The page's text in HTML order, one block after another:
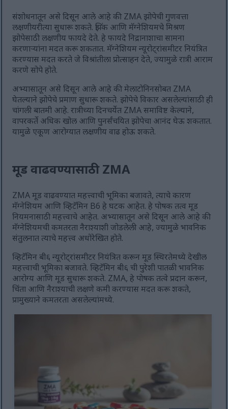
संशोधनातून असे दिसून आले आहे की ZMA झोपेची गुणवत्ता
लक्षणीयरीत्या सुधारू शकते. झिंक आणि मॅग्नेशियमचे मिश्रण
झोपेसाठी लक्षणीय फायदे देते. हे फायदे निद्रानाशाचा सामना
करणाऱ्यांना मदत करू शकतात. मॅग्नेशियम न्यूरोट्रांसमीटर नियंत्रित
करण्यास मदत करते जे विश्रांतीला प्रोत्साहन देते, ज्यामुळे रात्री आराम
करणे सोपे होते.
अभ्यासातून असे दिसून आले आहे की मेलाटोनिनसोबत ZMA
घेतल्याने झोपेचे प्रमाण सुधारू शकते. झोपेचे विकार असलेल्यांसाठी ही
चांगली बातमी आहे. रात्रीच्या दिनचर्येत ZMA समाविष्ट केल्याने,
वापरकर्ते अधिक खोल आणि पुनर्संचयित झोपेचा आनंद घेऊ शकतात.
यामुळे एकूण आरोग्यात लक्षणीय वाढ होऊ शकते.
मूड वाढवण्यासाठी ZMA
ZMA मूड वाढवण्यात महत्त्वाची भूमिका बजावते, त्याचे कारण
मॅग्नेशियम आणि व्हिटॅमिन B6 हे घटक आहेत. हे पोषक तत्व मूड
नियमनासाठी महत्त्वाचे आहेत. अभ्यासातून असे दिसून आले आहे की
मॅग्नेशियमची कमतरता नैराश्याशी जोडलेली आहे, ज्यामुळे भावनिक
संतुलनात त्याचे महत्त्व अधोरेखित होते.
व्हिटॅमिन बी६ न्यूरोट्रांसमीटर नियंत्रित करून मूड स्थिरतेमध्ये देखील
महत्त्वाची भूमिका बजावते. व्हिटॅमिन बी६ ची पुरेशी पातळी भावनिक
आरोग्य आणि मूड सुधारू शकते. ZMA, हे पोषक तत्वे प्रदान करून,
चिंता आणि नैराश्याची लक्षणे कमी करण्यास मदत करू शकते,
प्रामुख्याने कमतरता असलेल्यांमध्ये.